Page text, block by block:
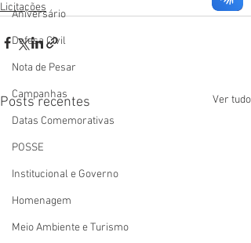
Aniversário
Defesa Civil
Nota de Pesar
Campanhas
Datas Comemorativas
POSSE
Institucional e Governo
Homenagem
Meio Ambiente e Turismo
Licitações
Posts recentes Ver tudo